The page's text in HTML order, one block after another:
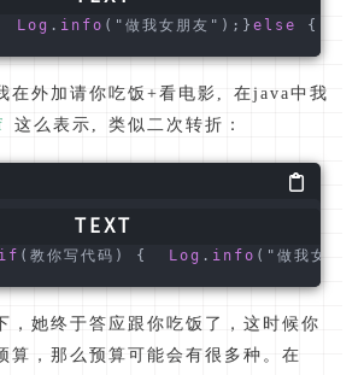
Log . info ("做我女朋友");} else {
在外加请你吃饭+看电影, 在java中我
这么表示, 类似二次转折：
if (教你写代码) { Log . info ("做我女朋
，她终于答应跟你吃饭了，这时候你
算，那么预算可能会有很多种。在